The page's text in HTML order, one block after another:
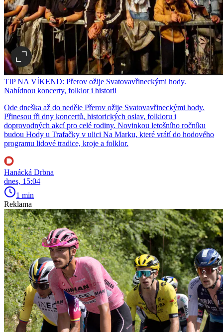
TIP NA VÍKEND: Přerov ožije Svatovavřineckými hody.
Nabídnou koncerty, folklor i historii
Ode dneška až do neděle Přerov ožije Svatovavřineckými hody.
Přinesou tři dny koncertů, historických oslav, folkloru i
doprovodných akcí pro celé rodiny. Novinkou letošního ročníku
budou Hody u Trafačky v ulici Na Marku, které vrátí do hodového
programu lidové tradice, kroje a folklor.
Hanácká Drbna
dnes, 15:04
1 min
Reklama